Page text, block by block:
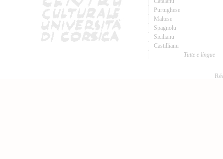
Purtughese
Maltese
Spagnolu
Sicilianu
Castillianu
Tutte e lingue